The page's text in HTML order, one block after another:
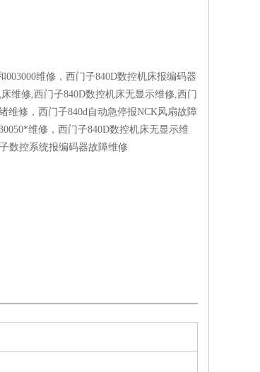
003000维修，西门子840D数控机床报编码器
维修,西门子840D数控机床无显示维修,西门
维修，西门子840d自动急停报NCK风扇故障
维修，西门子840D数控机床无显示维
数控系统报编码器故障维修